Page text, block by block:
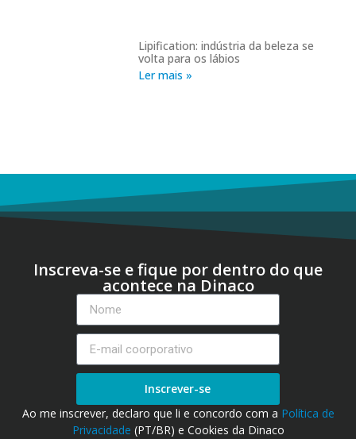
Lipification: indústria da beleza se
volta para os lábios
Ler mais »
Inscreva-se e fique por dentro do que
acontece na Dinaco
Inscrever-se
Ao me inscrever, declaro que li e concordo com a Política de
Privacidade (PT/BR) e Cookies da Dinaco